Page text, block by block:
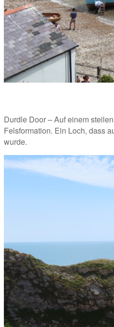
Durdle Door – Auf einem
Felsformation. Ein Loch, dass
wurde.